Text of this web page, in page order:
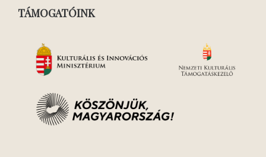
TÁMOGATÓINK